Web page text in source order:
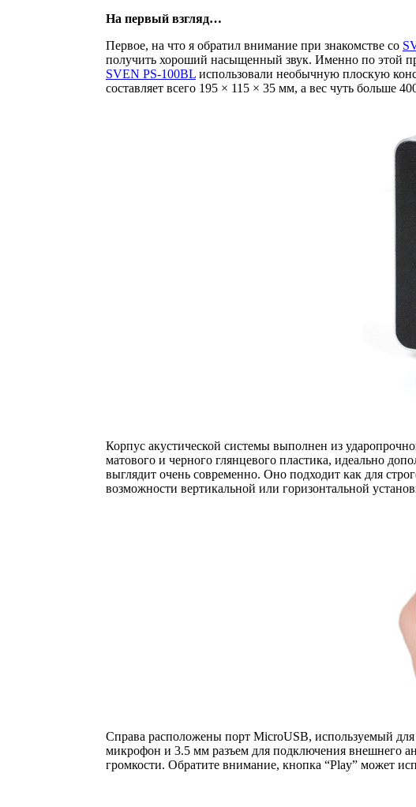
На первый взгляд…
Первое, на что я обратил внимание при знакомстве со
получить хороший насыщенный звук. Именно по этой
SVEN PS-100BL использовали необычную плоскую
составляет всего 195 × 115 × 35 мм, а вес чуть больше
Корпус акустической системы выполнен из
матового и черного глянцевого пластика, идеально
выглядит очень современно. Оно подходит как для
возможности вертикальной или горизонтальной
Справа расположены порт MicroUSB, используемый
микрофон и 3.5 мм разъем для подключения внешнего
громкости. Обратите внимание, кнопка “Play” может